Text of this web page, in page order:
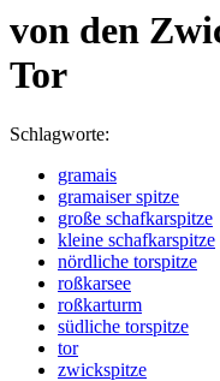
von den
Tor
Schlagworte:
gramais
gramaiser spitze
große schafkarspitze
kleine schafkarspitze
nördliche torspitze
roßkarsee
roßkarturm
südliche torspitze
tor
zwickspitze